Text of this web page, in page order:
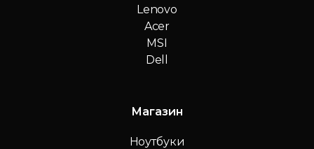
Lenovo
Acer
MSI
Dell
Магазин
Ноутбуки